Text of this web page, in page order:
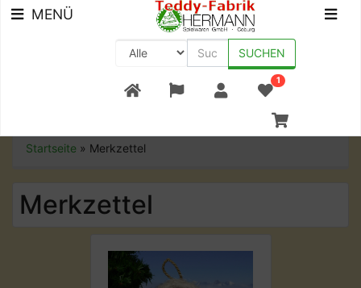
+49 (0) 9561-8590-0
MENÜ
SUCHEN
1
Startseite » Merkzettel
Merkzettel